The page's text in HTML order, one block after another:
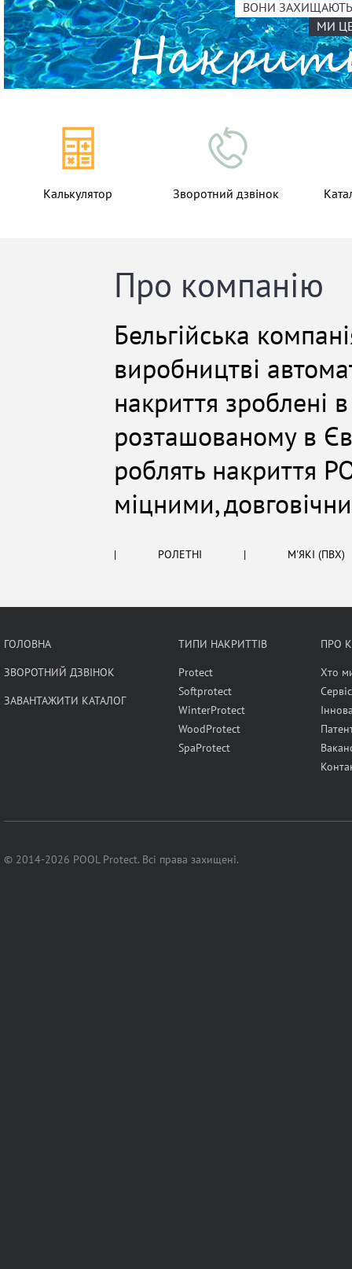
ВОНИ
МИ
Калькулятор Зворотний дзвінок
Про компанію
Бельгійська
виробництві
накриття зроблені
розташованому в
роблять накриття
міцними,
| РОЛЕТНІ | М'ЯКІ (ПВХ)
ГОЛОВНА
ЗВОРОТНИЙ ДЗВІНОК
ЗАВАНТАЖИТИ КАТАЛОГ
ТИПИ НАКРИТТІВ
Protect
Softprotect
WinterProtect
WoodProtect
SpaProtect
ПРО
Хто
Сервіс
© 2014-2026 POOL Protect. Всі права захищені.